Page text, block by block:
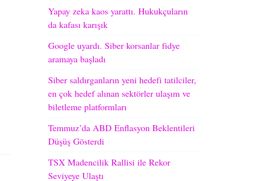
Yapay zeka kaos yarattı. Hukukçuların
da kafası karışık
Google uyardı. Siber korsanlar fidye
aramaya başladı
Siber saldırganların yeni hedefi tatilciler,
en çok hedef alınan sektörler ulaşım ve
biletleme platformları
Temmuz’da ABD Enflasyon Beklentileri
Düşüş Gösterdi
TSX Madencilik Rallisi ile Rekor
Seviyeye Ulaştı